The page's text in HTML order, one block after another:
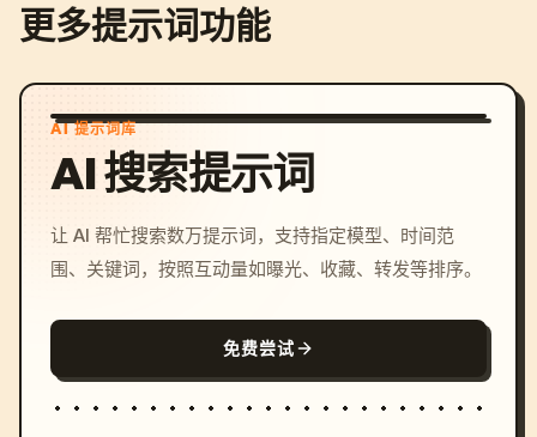
更多提示词功能
AI 提示词库
AI 搜索提示词
让 AI 帮忙搜索数万提示词，支持指定模型、时间范
围、关键词，按照互动量如曝光、收藏、转发等排序。
免费尝试